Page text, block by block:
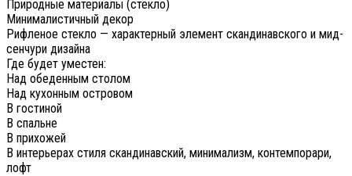
Природные материалы (стекло)
Минималистичный декор
Рифленое стекло — характерный элемент скандинавского и мид-
сенчури дизайна
Где будет уместен:
Над обеденным столом
Над кухонным островом
В гостиной
В спальне
В прихожей
В интерьерах стиля скандинавский, минимализм, контемпорари,
лофт